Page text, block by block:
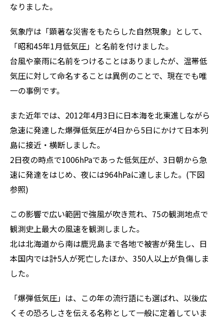
なりました。
気象庁は「顕著な災害をもたらした自然現象」として、
「昭和45年1月低気圧」と名前を付けました。
台風や豪雨に名前をつけることはありましたが、温帯低
気圧に対して命名することは異例のことで、現在でも唯
一の事例です。
また近年では、2012年4月3日に日本海を北東進しながら
急速に発達した爆弾低気圧が4日から5日にかけて日本列
島に接近・横断しました。
2日夜の時点で1006hPaであった低気圧が、3日朝から急
速に発達をはじめ、夜には964hPaに達しました。(下図
参照)
この影響で広い範囲で強風が吹き荒れ、75の観測地点で
観測史上最大の風速を観測しました。
北は北海道から南は鹿児島まで各地で被害が発生し、日
本国内では計5人が死亡したほか、350人以上が負傷しま
した。
「爆弾低気圧」は、この年の流行語にも選ばれ、以後広
くその恐ろしさを伝える名称として一般に定着していま